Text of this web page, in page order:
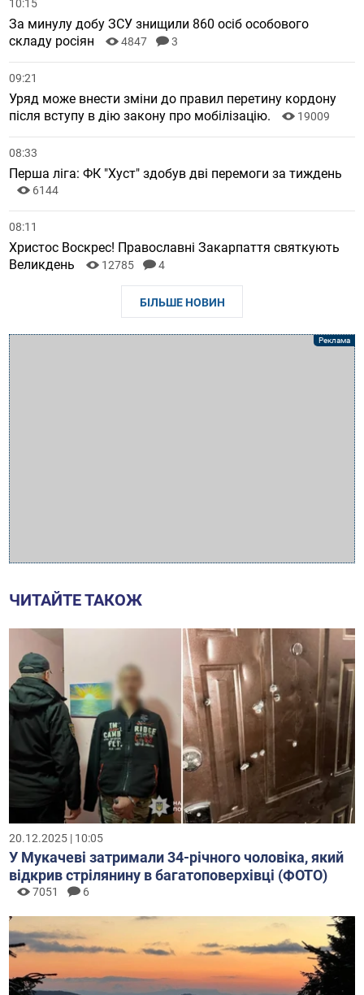
10:15
За минулу добу ЗСУ знищили 860 осіб особового
складу росіян
4847 3
09:21
Уряд може внести зміни до правил перетину кордону
після вступу в дію закону про мобілізацію.
19009
08:33
Перша ліга: ФК "Хуст" здобув дві перемоги за тиждень
6144
08:11
Христос Воскрес! Православні Закарпаття святкують
Великдень
12785 4
БІЛЬШЕ НОВИН
ЧИТАЙТЕ ТАКОЖ
20.12.2025 | 10:05
У Мукачеві затримали 34-річного чоловіка, який
відкрив стрілянину в багатоповерхівці (ФОТО)
7051 6